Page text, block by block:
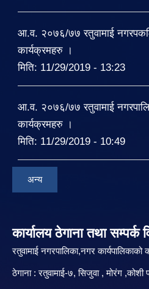
आ.व. २०७६/७७ रतुवामाई
कार्यक्रमहरु ।
मिति: 11/29/2019 - 13:23
आ.व. २०७६/७७ रतुवामाई
कार्यक्रमहरु ।
मिति: 11/29/2019 - 10:49
अन्य
कार्यालय ठेगाना तथा सम्पर्क
रतुवामाई नगरपालिका,नगर कार्यपालिकाको
ठेगाना : रतुवामाई-७, सिजुवा , मोरंग